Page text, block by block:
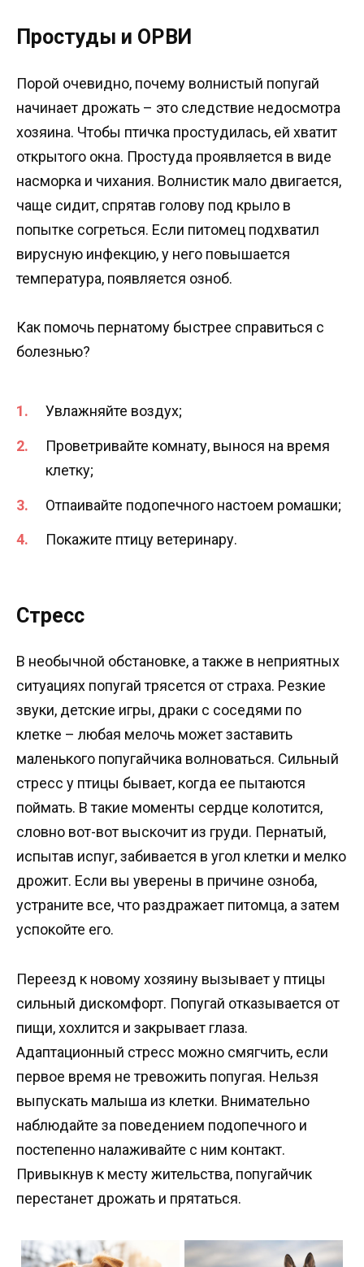
Простуды и ОРВИ
Порой очевидно, почему волнистый попугай
начинает дрожать – это следствие недосмотра
хозяина. Чтобы птичка простудилась, ей хватит
открытого окна. Простуда проявляется в виде
насморка и чихания. Волнистик мало двигается,
чаще сидит, спрятав голову под крыло в
попытке согреться. Если питомец подхватил
вирусную инфекцию, у него повышается
температура, появляется озноб.
Как помочь пернатому быстрее справиться с
болезнью?
Увлажняйте воздух;
Проветривайте комнату, вынося на время
клетку;
Отпаивайте подопечного настоем ромашки;
Покажите птицу ветеринару.
Стресс
В необычной обстановке, а также в неприятных
ситуациях попугай трясется от страха. Резкие
звуки, детские игры, драки с соседями по
клетке – любая мелочь может заставить
маленького попугайчика волноваться. Сильный
стресс у птицы бывает, когда ее пытаются
поймать. В такие моменты сердце колотится,
словно вот-вот выскочит из груди. Пернатый,
испытав испуг, забивается в угол клетки и мелко
дрожит. Если вы уверены в причине озноба,
устраните все, что раздражает питомца, а затем
успокойте его.
Переезд к новому хозяину вызывает у птицы
сильный дискомфорт. Попугай отказывается от
пищи, хохлится и закрывает глаза.
Адаптационный стресс можно смягчить, если
первое время не тревожить попугая. Нельзя
выпускать малыша из клетки. Внимательно
наблюдайте за поведением подопечного и
постепенно налаживайте с ним контакт.
Привыкнув к месту жительства, попугайчик
перестанет дрожать и прятаться.